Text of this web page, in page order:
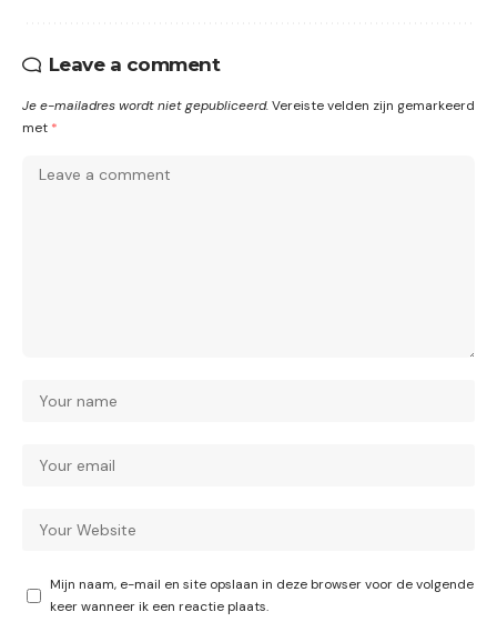
Leave a comment
Je e-mailadres wordt niet gepubliceerd.Vereiste velden zijn gemarkeerd
met *
Mijn naam, e-mail en site opslaan in deze browser voor de volgende
keer wanneer ik een reactie plaats.